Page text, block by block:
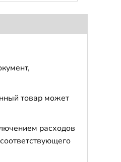
товар может
расходов